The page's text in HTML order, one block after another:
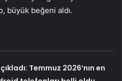
büyük beğeni aldı.
Temmuz 2026’nın en